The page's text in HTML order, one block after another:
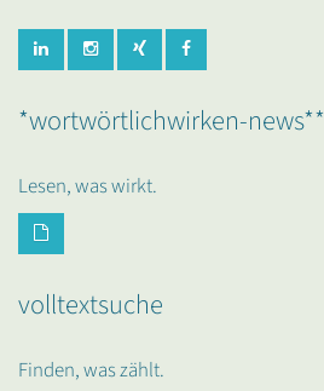
*wortwörtlichwirken-news**
Lesen, was wirkt.
volltextsuche
Finden, was zählt.